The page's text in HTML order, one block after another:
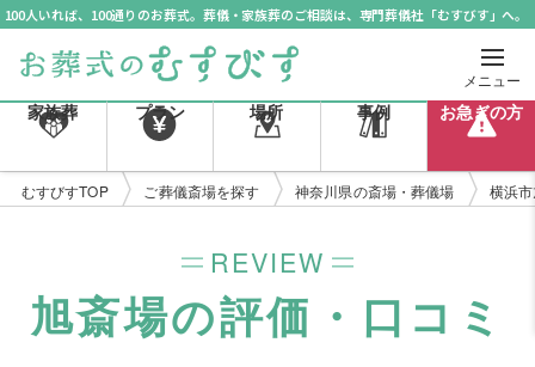
100人いれば、100通りのお葬式。葬儀・家族葬のご相談は、専門葬儀社「むすびす」へ。
メニュー
家族葬 プラン 場所 事例 お急ぎの方
むすびすTOP ご葬儀斎場を探す 神奈川県の斎場・葬儀場 横浜
REVIEW
旭斎場の評価・口コミ